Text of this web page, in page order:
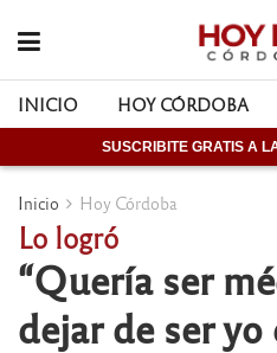
INICIO HOY CÓRDOBA
SUSCRIBITE GRATIS A
Inicio Hoy Córdoba
Lo logró
“Quería ser
dejar de ser